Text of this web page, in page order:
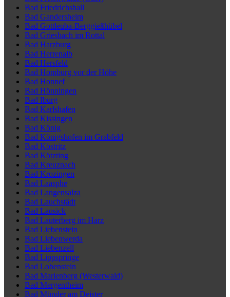
Bad Friedrichshall
Bad Gandersheim
Bad Gottleuba-Berggießhübel
Bad Griesbach im Rottal
Bad Harzburg
Bad Herrenalb
Bad Hersfeld
Bad Homburg vor der Höhe
Bad Honnef
Bad Hönningen
Bad Iburg
Bad Karlshafen
Bad Kissingen
Bad König
Bad Königshofen im Grabfeld
Bad Köstritz
Bad Kötzting
Bad Kreuznach
Bad Krozingen
Bad Laasphe
Bad Langensalza
Bad Lauchstädt
Bad Lausick
Bad Lauterberg im Harz
Bad Liebenstein
Bad Liebenwerda
Bad Liebenzell
Bad Lippspringe
Bad Lobenstein
Bad Marienberg (Westerwald)
Bad Mergentheim
Bad Münder am Deister